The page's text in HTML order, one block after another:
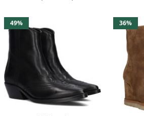
49% 36%